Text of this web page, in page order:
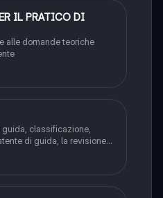
IL PRATICO DI
alle domande teoriche
classificazione,
di guida, la revisione
patente, sospensione della
documenti di